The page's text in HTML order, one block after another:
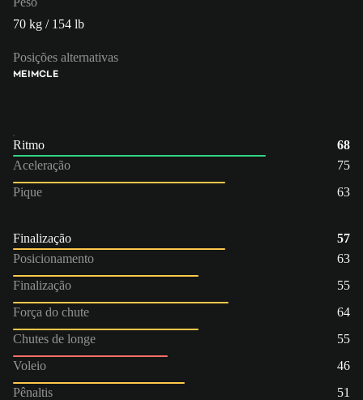
70 kg / 154 lb
Posições alternativas
MEIMCLE
Ritmo
68
Aceleração
75
Pique
63
Finalização
57
Posicionamento
63
Finalização
55
Força do chute
64
Chutes de longe
55
Voleio
46
Pênaltis
51